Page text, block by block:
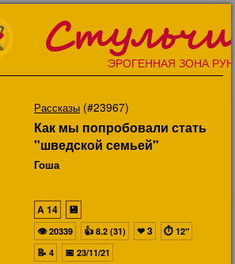
ЭРОГЕННАЯ ЗОНА
Рассказы (#23967)
Как мы попробовали стать
"шведской семьей"
Гоша
A14
💾
👁20339 👍 8.2 (31) ❤3 ⏱ 12"
📝 4 📅 23/11/21